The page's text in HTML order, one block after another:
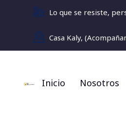
Lo que se resiste,
Casa Kaly,
Inicio Nosotros